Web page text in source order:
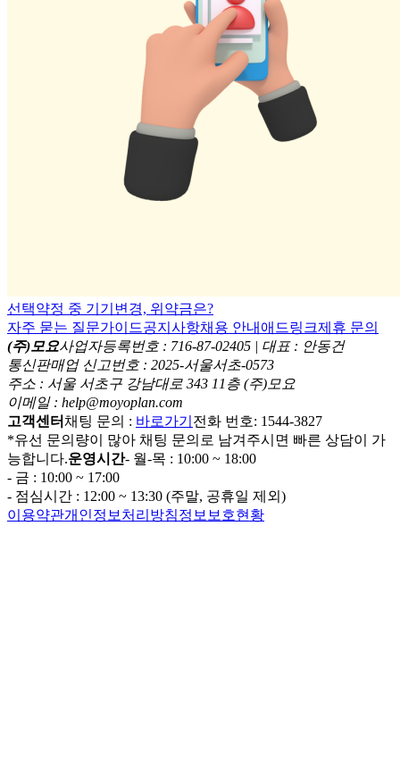
선택약정 중 기기변경, 위약금은?
자주 묻는 질문가이드공지사항채용 안내 애드링크제휴 문의
(주)모요사업자등록번호 : 716-87-02405 | 대표 : 안동건
통신판매업 신고번호 : 2025-서울서초-0573
주소 : 서울 서초구 강남대로 343 11층 (주)모요
이메일 : help@moyoplan.com
고객센터채팅 문의 : 바로가기 전화 번호: 1544-3827
*유선 문의량이 많아 채팅 문의로 남겨주시면 빠른 상담이 가
능합니다.운영시간- 월-목 : 10:00 ~ 18:00
- 금 : 10:00 ~ 17:00
- 점심시간 : 12:00 ~ 13:30 (주말, 공휴일 제외)
이용약관개인정보처리방침정보보호현황